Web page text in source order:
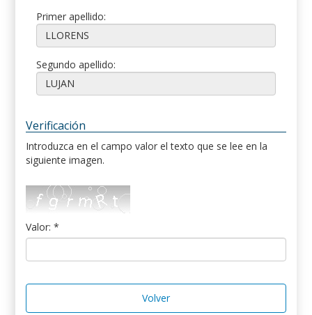
Primer apellido:
Segundo apellido:
Verificación
Introduzca en el campo valor el texto que se lee en la
siguiente imagen.
Valor: *
Volver